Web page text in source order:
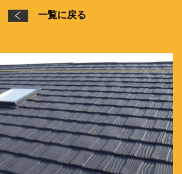
一覧に戻る